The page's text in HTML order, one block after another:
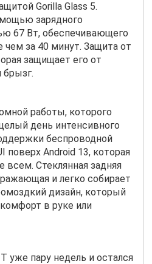
Gorilla Glass 5.
зарядного
67 Вт, обеспечивающего
чем за 40 минут. Защита от
защищает его от
брызг.
работы, которого
день интенсивного
беспроводной
поверх Android 13, которая
всем. Стеклянная задняя
и легко собирает
дизайн, который
в руке или
уже пару недель и остался